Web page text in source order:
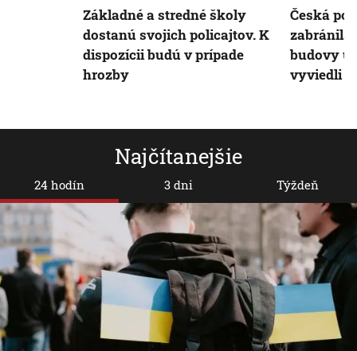
Najčítanejšie
24 hodín 3 dni Týždeň
Základné a stredné školy
dostanú svojich policajtov. K
dispozícii budú v prípade
hrozby
Česká
zabránila
budovy
vyviedli